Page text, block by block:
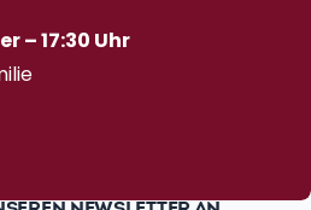
– 17:30 Uhr